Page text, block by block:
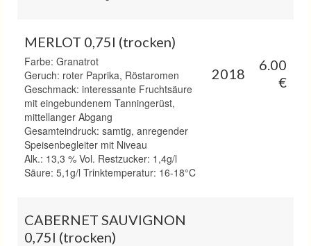
MERLOT 0,75l (trocken)
Farbe: Granatrot
Geruch: roter Paprika, Röstaromen
Geschmack: interessante Fruchtsäure
mit eingebundenem Tanningerüst,
mittellanger Abgang
Gesamteindruck: samtig, anregender
Speisenbegleiter mit Niveau
Alk.: 13,3 % Vol. Restzucker: 1,4g/l
Säure: 5,1g/l Trinktemperatur: 16-18°C
2018
6.00
€
CABERNET SAUVIGNON
0,75l (trocken)